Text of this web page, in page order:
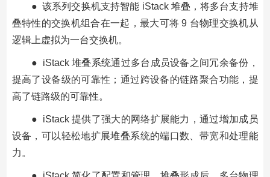
● 该系列交换机支持智能 iStack 堆叠，将多台支持堆
叠特性的交换机组合在一起，最大可将 9 台物理交换机从
逻辑上虚拟为一台交换机。
● iStack 堆叠系统通过多台成员设备之间冗余备份，
提高了设备级的可靠性；通过跨设备的链路聚合功能，提
高了链路级的可靠性。
● iStack 提供了强大的网络扩展能力，通过增加成员
设备，可以轻松地扩展堆叠系统的端口数、带宽和处理能
力。